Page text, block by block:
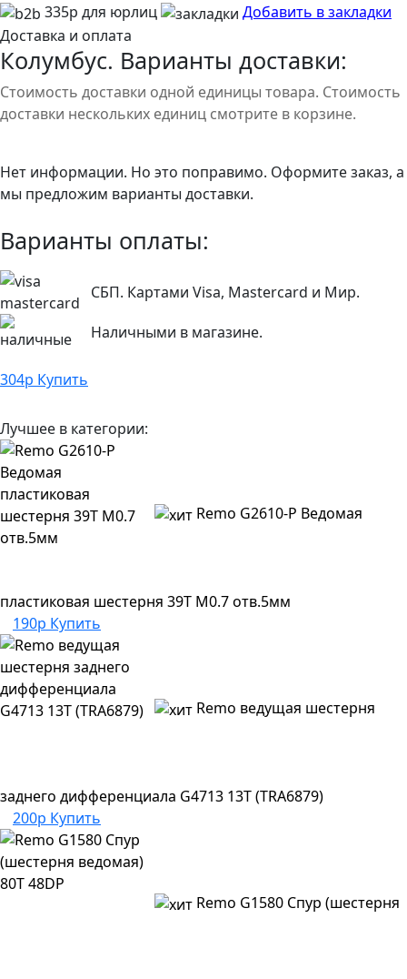
335р для юрлиц
Добавить в закладки
Доставка и оплата
Колумбус. Варианты доставки:
Стоимость доставки одной единицы товара. Стоимость
доставки нескольких единиц смотрите в корзине.
Нет информации. Но это поправимо. Оформите заказ, а
мы предложим варианты доставки.
Варианты оплаты:
СБП. Картами Visa, Mastercard и Мир.
Наличными в магазине.
304р Купить
Лучшее в категории:
Remo G2610-P Ведомая
пластиковая шестерня 39Т M0.7 отв.5мм
190р Купить
Remo ведущая шестерня
заднего дифференциала G4713 13T (TRA6879)
200р Купить
Remo G1580 Спур (шестерня